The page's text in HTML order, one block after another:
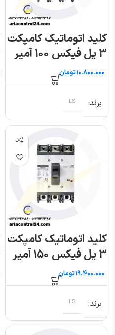
کلید اتوماتیک کامپکت
۳ پل فیکس ۱۰۰ آمپر
(متاسول) ال اس
تومان
برند LS
کلید اتوماتیک کامپکت
۳ پل فیکس ۱۵۰ آمپر
(متاسول) ال اس
تومان
برند LS